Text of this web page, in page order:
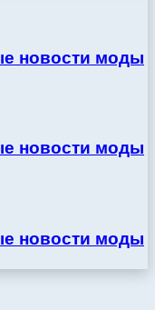
новости моды
новости моды
новости моды